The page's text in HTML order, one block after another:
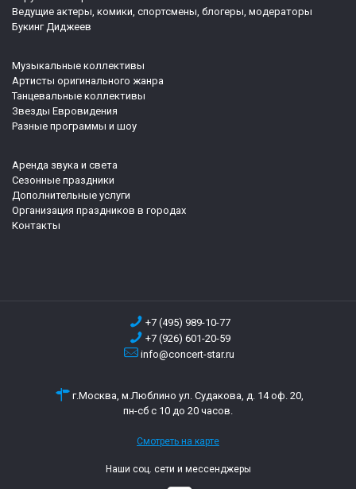
Ведущие актеры, комики, спортсмены, блогеры, модераторы
Букинг Диджеев
Музыкальные коллективы
Артисты оригинального жанра
Танцевальные коллективы
Звезды Евровидения
Разные программы и шоу
Аренда звука и света
Сезонные праздники
Дополнительные услуги
Организация праздников в городах
Контакты
+7 (495) 989-10-77
+7 (926) 601-20-59
info@concert-star.ru
г.Москва, м.Люблино ул. Судакова, д. 14 оф. 20,
пн-сб с 10 до 20 часов.
Смотреть на карте
Наши соц. сети и мессенджеры